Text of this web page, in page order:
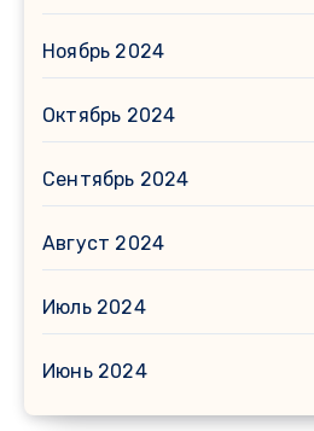
Ноябрь 2024
Октябрь 2024
Сентябрь 2024
Август 2024
Июль 2024
Июнь 2024